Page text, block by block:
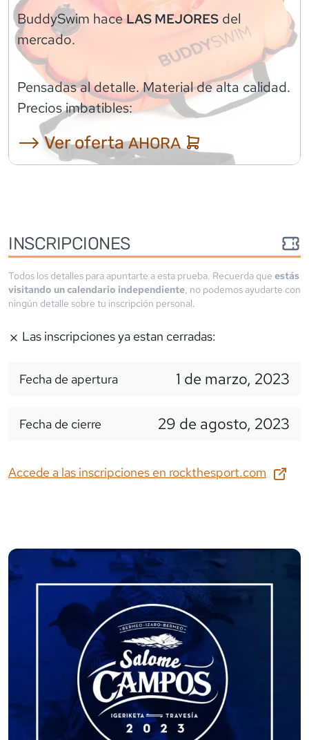
BuddySwim haceLAS MEJORES del
mercado.
Pensadas al detalle. Material de alta calidad.
Precios imbatibles:
⟶ Ver ofertaAHORA
INSCRIPCIONES
Todos los detalles para apuntarte a esta prueba. Recuerda que estás
visitando un calendario independiente, no podemos ayudarte con
ningún detalle sobre tu inscripción personal.
Las inscripciones ya estan cerradas:
Fecha de apertura 1 de marzo, 2023
Fecha de cierre 29 de agosto, 2023
Accede a las inscripciones en rockthesport.com